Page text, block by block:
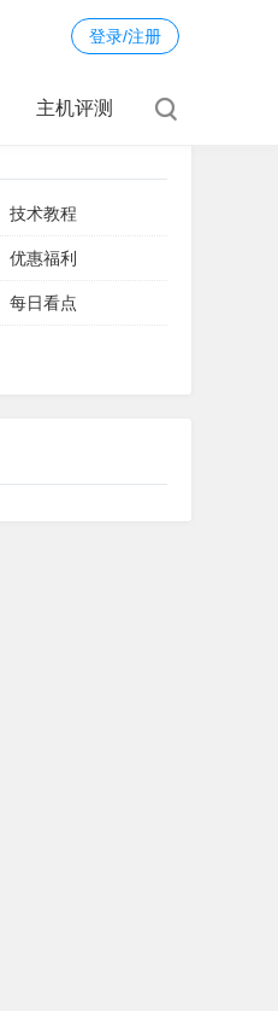
登录/注册
主机评测
技术教程
优惠福利
每日看点